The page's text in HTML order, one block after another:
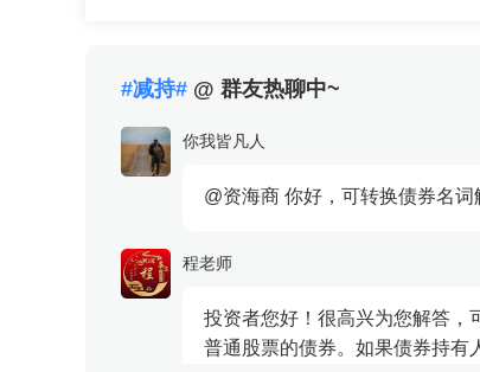
#减持# @ 群友热聊中~
你我皆凡人
@资海商 你好，可转换债券名
程老师
投资者您好！很高兴为您解答，
普通股票的债券。如果债券持有